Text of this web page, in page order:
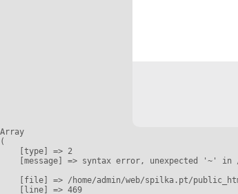
Array
(
    [type] => 2
[message] => syntax error, unexpected '~'
[file] => /home/admin/web/spilka.pt/
    [line] => 469